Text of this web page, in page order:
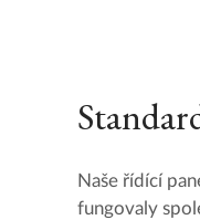
Naše řídící
fungovaly